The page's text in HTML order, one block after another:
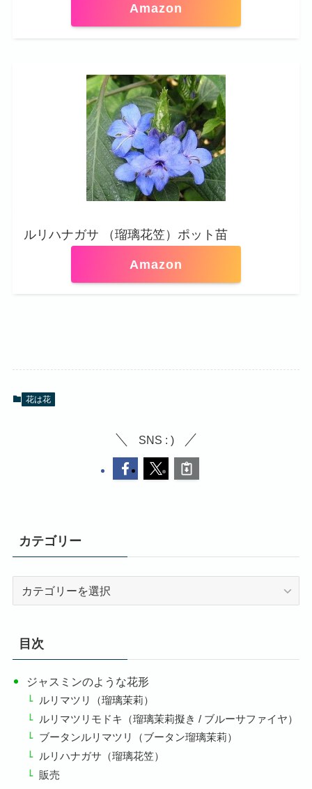
Amazon
ルリハナガサ （瑠璃花笠）ポット苗
Amazon
花は花
SNS : )
カテゴリー
リ
ー
目次
ジャスミンのような花形
ルリマツリ（瑠璃茉莉）
ルリマツリモドキ（瑠璃茉莉擬き / ブルーサファイヤ）
ブータンルリマツリ（ブータン瑠璃茉莉）
ルリハナガサ（瑠璃花笠）
販売